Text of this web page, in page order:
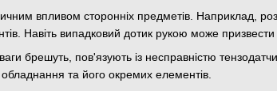
впливом сторонніх предметів. Наприклад,
Навіть випадковий дотик рукою може
брешуть, пов'язують із несправністю
та його окремих елементів.